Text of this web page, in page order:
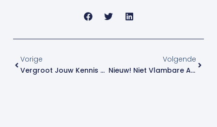
Vorige
Vergroot Jouw Kennis Van De Lastechniek
Volgende
Nieuw! Niet Vlambare Anti-Spatspray